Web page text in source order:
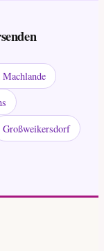
Großweikersdorf